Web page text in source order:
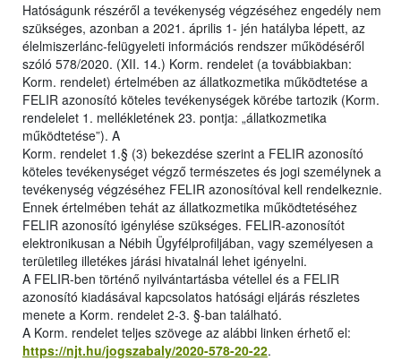
Hatóságunk részéről a tevékenység végzéséhez engedély nem
szükséges, azonban a 2021. április 1- jén hatályba lépett, az
élelmiszerlánc-felügyeleti információs rendszer működéséről
szóló 578/2020. (XII. 14.) Korm. rendelet (a továbbiakban:
Korm. rendelet) értelmében az állatkozmetika működtetése a
FELIR azonosító köteles tevékenységek körébe tartozik (Korm.
rendelelet 1. mellékletének 23. pontja: „állatkozmetika
működtetése”). A
Korm. rendelet 1.§ (3) bekezdése szerint a FELIR azonosító
köteles tevékenységet végző természetes és jogi személynek a
tevékenység végzéséhez FELIR azonosítóval kell rendelkeznie.
Ennek értelmében tehát az állatkozmetika működtetéséhez
FELIR azonosító igénylése szükséges. FELIR-azonosítót
elektronikusan a Nébih Ügyfélprofiljában, vagy személyesen a
területileg illetékes járási hivatalnál lehet igényelni.
A FELIR-ben történő nyilvántartásba vétellel és a FELIR
azonosító kiadásával kapcsolatos hatósági eljárás részletes
menete a Korm. rendelet 2-3. §-ban található.
A Korm. rendelet teljes szövege az alábbi linken érhető el:
https://njt.hu/jogszabaly/2020-578-20-22.